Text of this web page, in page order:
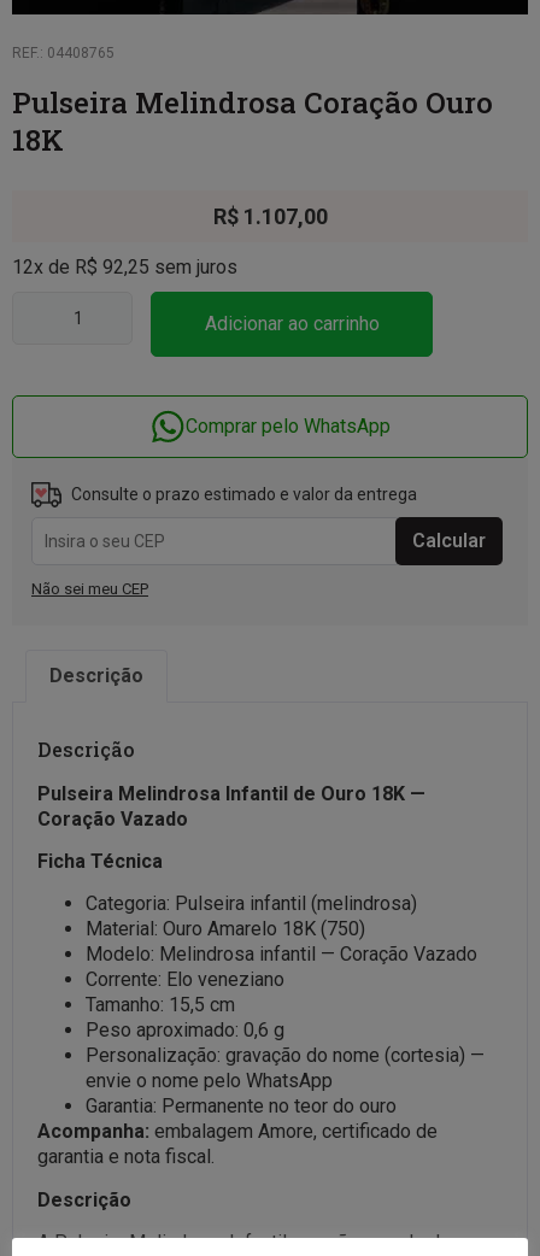
REF.: 04408765
Pulseira Melindrosa Coração Ouro
18K
R$1.107,00
12x de R$ 92,25 sem juros
Adicionar ao carrinho
Comprar pelo WhatsApp
Consulte o prazo estimado e valor da entrega
Não sei meu CEP
Descrição
Descrição
Pulseira Melindrosa Infantil de Ouro 18K —
Coração Vazado
Ficha Técnica
Categoria: Pulseira infantil (melindrosa)
Material: Ouro Amarelo 18K (750)
Modelo: Melindrosa infantil — Coração Vazado
Corrente: Elo veneziano
Tamanho: 15,5 cm
Peso aproximado: 0,6 g
Personalização: gravação do nome (cortesia) —
envie o nome pelo WhatsApp
Garantia: Permanente no teor do ouro
Acompanha: embalagem Amore, certificado de
garantia e nota fiscal.
Descrição
A Pulseira Melindrosa Infantil coração vazado da